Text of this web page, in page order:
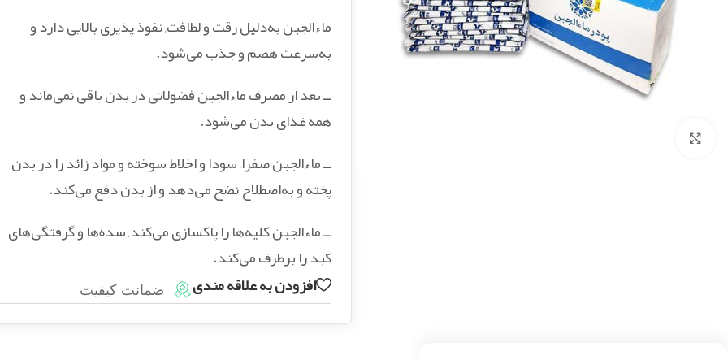
ماءالجبن به‌دلیل رقت و لطافت, نفوذ پذیری بالایی دارد و
به‌سرعت هضم و جذب می‌شود.
ــ بعد از مصرف ماءالجبن فضولاتی در بدن باقی نمی‌ماند و
همه غذای بدن می‌شود.
ــ ماءالجبن صفرا, سودا و اخلاط سوخته و مواد زائد را در بدن
پخته و به‌اصطلاح نضج می‌دهد و از بدن دفع می‌کند.
ــ ماءالجبن کلیه‌ها را پاکسازی می‌کند, سده‌ها و گرفتگی‌های
کبد را برطرف می‌کند.
افزودن به علاقه مندی
ضمانت کیفیت